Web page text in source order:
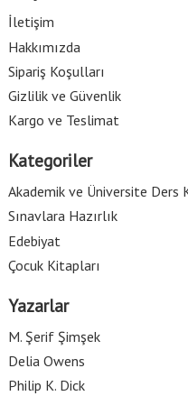
İletişim
Hakkımızda
Sipariş Koşulları
Gizlilik ve Güvenlik
Kargo ve Teslimat
Kategoriler
Akademik ve Üniversite Ders
Sınavlara Hazırlık
Edebiyat
Çocuk Kitapları
Yazarlar
M. Şerif Şimşek
Delia Owens
Philip K. Dick